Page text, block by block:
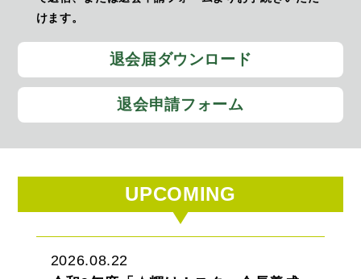
けます。
退会届ダウンロード
退会申請フォーム
UPCOMING
2026.08.22